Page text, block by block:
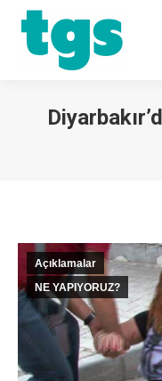
Açıklamalar
NE YAPIYORUZ?